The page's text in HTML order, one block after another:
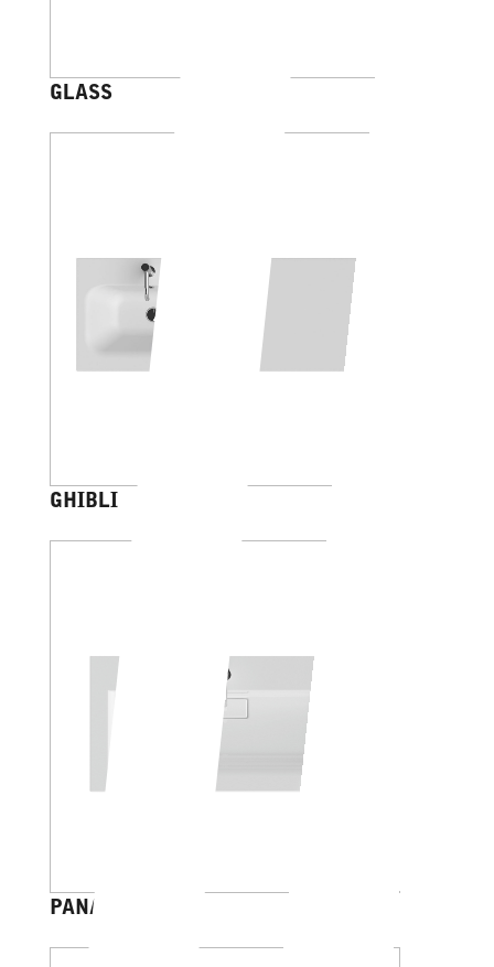
GLASS
GHIBLI
PANAREA 50